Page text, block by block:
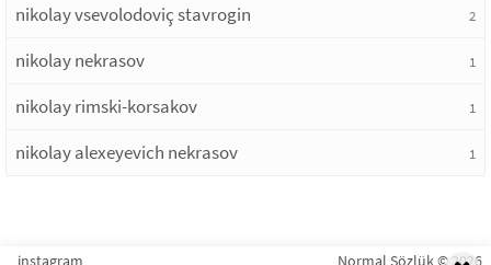
nikolay vsevolodoviç stavrogin 2
nikolay nekrasov 1
nikolay rimski-korsakov 1
nikolay alexeyevich nekrasov 1
instagram Normal Sözlük © 2026